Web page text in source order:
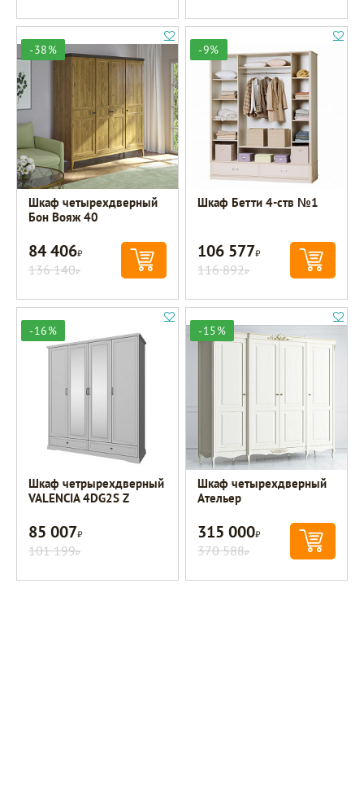
-38%
Шкаф четырехдверный
Бон Вояж 40
84 406Р
136 140Р
-9%
Шкаф Бетти 4-ств №1
106 577Р
116 892Р
-16%
Шкаф четрырехдверный
VALENCIA 4DG2S Z
85 007Р
101 199Р
-15%
Шкаф четырехдверный
Ательер
315 000Р
370 588Р